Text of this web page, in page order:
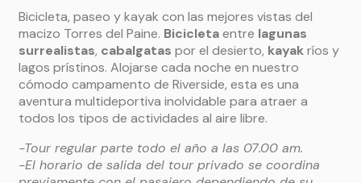
Bicicleta, paseo y kayak con las mejores vistas del
macizo Torres del Paine. Bicicletaentre lagunas
surrealistas, cabalgatas por el desierto, kayakríos y
lagos prístinos. Alojarse cada noche en nuestro
cómodo campamento de Riverside, esta es una
aventura multideportiva inolvidable para atraer a
todos los tipos de actividades al aire libre.
-Tour regular parte todo el año a las 07.00 am.
-El horario de salida del tour privado se coordina